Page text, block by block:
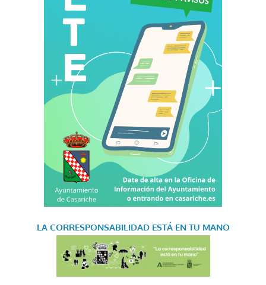
LA CORRESPONSABILIDAD ESTÁ EN TU MANO